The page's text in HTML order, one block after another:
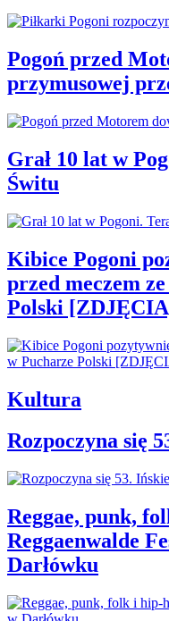
Pogoń przed
przymusowej
Grał 10 lat w
Świtu
Kibice Pogoni
przed meczem
Polski
Kultura
Rozpoczyna się
Reggae, punk,
Reggaenwalde
Darłówku